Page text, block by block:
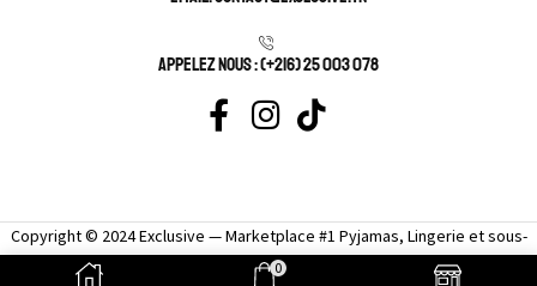
APPELEZ NOUS : (+216) 25 003 078
Copyright © 2024 Exclusive — Marketplace #1 Pyjamas, Lingerie et sous-
vêtement femme sexy.
0